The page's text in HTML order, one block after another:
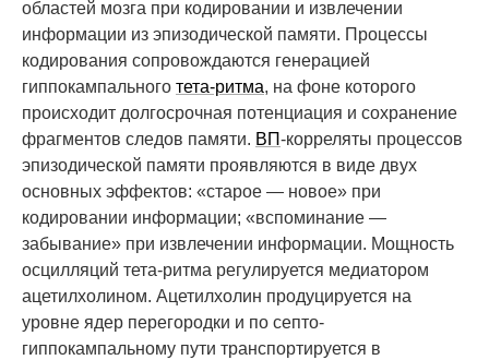
областей мозга при кодировании и извлечении
информации из эпизодической памяти. Процессы
кодирования сопровождаются генерацией
гиппокампального тета-ритма, на фоне которого
происходит долгосрочная потенциация и сохранение
фрагментов следов памяти. ВП-корреляты процессов
эпизодической памяти проявляются в виде двух
основных эффектов: «старое — новое» при
кодировании информации; «вспоминание —
забывание» при извлечении информации. Мощность
осцилляций тета-ритма регулируется медиатором
ацетилхолином. Ацетилхолин продуцируется на
уровне ядер перегородки и по септо-
гиппокампальному пути транспортируется в